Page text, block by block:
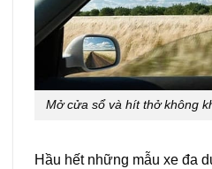
Mở cửa sổ và hít thở không
Hầu hết những mẫu xe đa